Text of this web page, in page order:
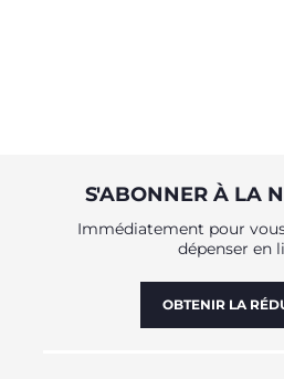
S'ABONNER À LA
Immédiatement pour
dépenser en
OBTENIR LA